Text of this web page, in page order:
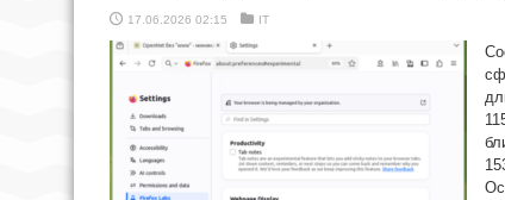
17.06.2026 02:15 IT